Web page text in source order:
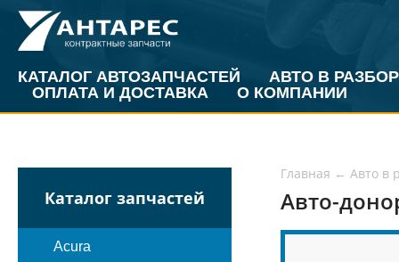
КАТАЛОГ АВТОЗАПЧАСТЕЙ
АВТО В РАЗБОР
ОПЛАТА И ДОСТАВКА
О КОМПАНИИ
Каталог запчастей
Acura
Главная ← Авто в
Авто-